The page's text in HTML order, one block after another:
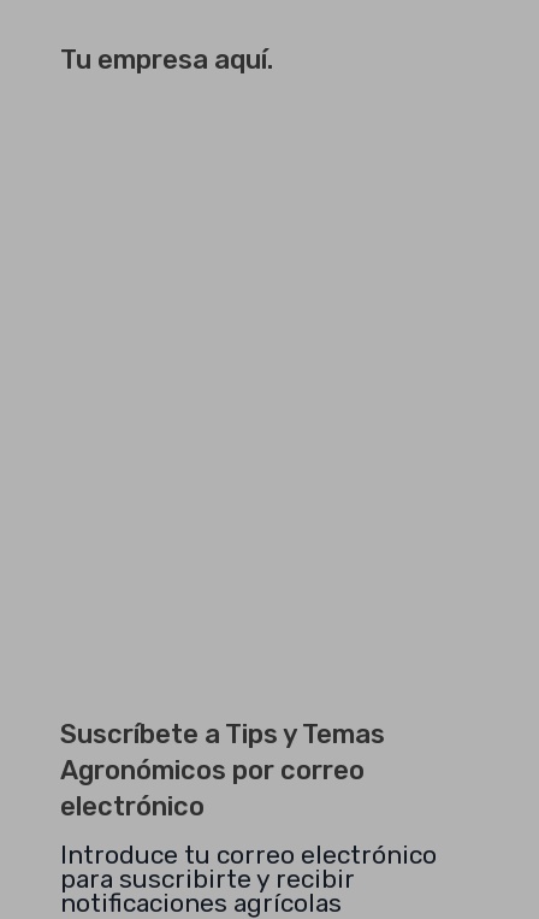
Tu empresa aquí.
Suscríbete a Tips y Temas
Agronómicos por correo
electrónico
Introduce tu correo electrónico
para suscribirte y recibir
notificaciones agrícolas